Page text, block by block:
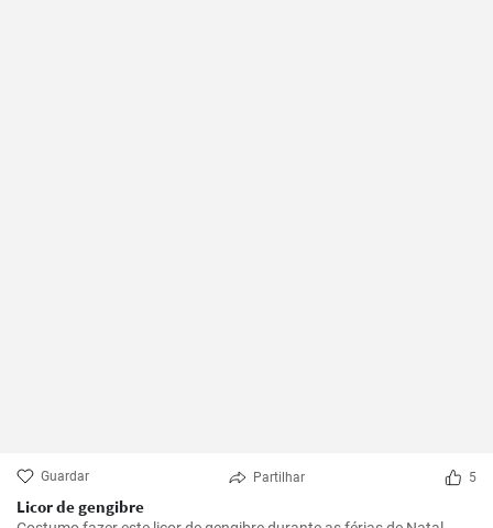
Guardar Partilhar 5
Licor de gengibre